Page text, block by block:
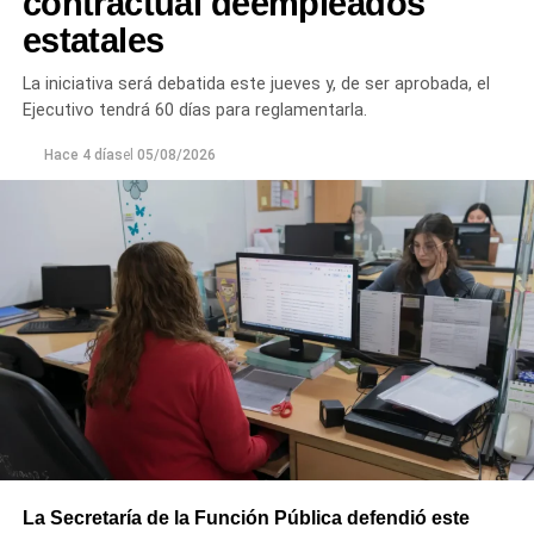
«La aprobación de este crédito refleja la confianza que
de administrar la provincia. Esa confianza se construye
con responsabilidad, previsibilidad y cumpliendo la
palabra. Ese es el rumbo que elegimos y que vamos a
seguir fortaleciendo”, sostuvo.
“Proyectos de esta envergadura serían imposibles de
concretar sin este financiamiento internacional. Todo
nuestro agradecimiento al BID por confiar en el camino
que estamos recorriendo y en la visión de futuro que
tenemos para Río Negro”, dijo el gobernador.
Finalmente, el mandatario aseveró que “el rumbo está
claro y genera confianza, ahora el desafío es seguir
trabajando para que los rionegrinos disfruten los
beneficios de estas inversiones”.
estatales
La iniciativa será debatida este jueves y, de ser aprobada, el
Ejecutivo tendrá 60 días para reglamentarla.
Hace 4 díasel 05/08/2026
La Secretaría de la Función Pública defendió este